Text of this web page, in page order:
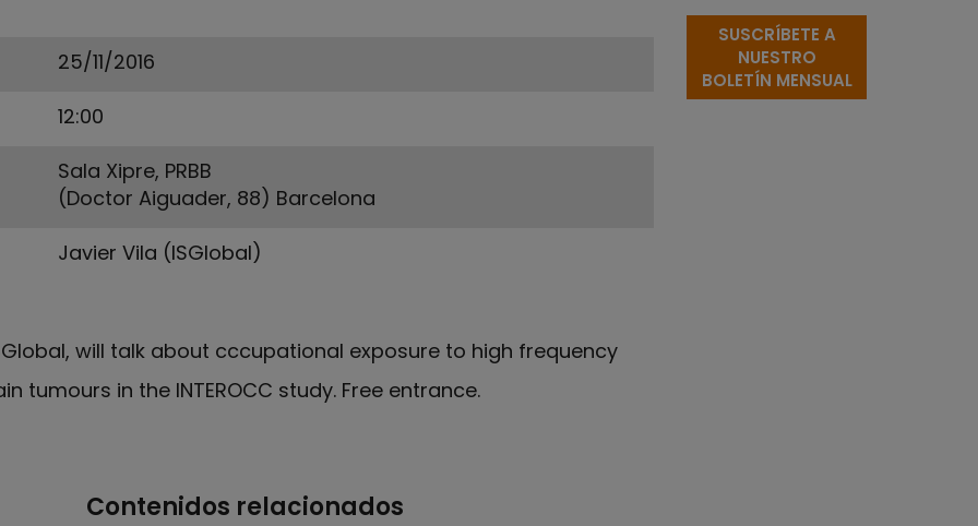
25/11/2016
12:00
Sala Xipre, PRBB
(Doctor Aiguader, 88) Barcelona
Javier Vila (ISGlobal)
will talk about cccupational exposure to high frequency
tumours in the INTEROCC study. Free entrance.
SUSCRÍBETE A
NUESTRO
BOLETÍN MENSUAL
Contenidos relacionados